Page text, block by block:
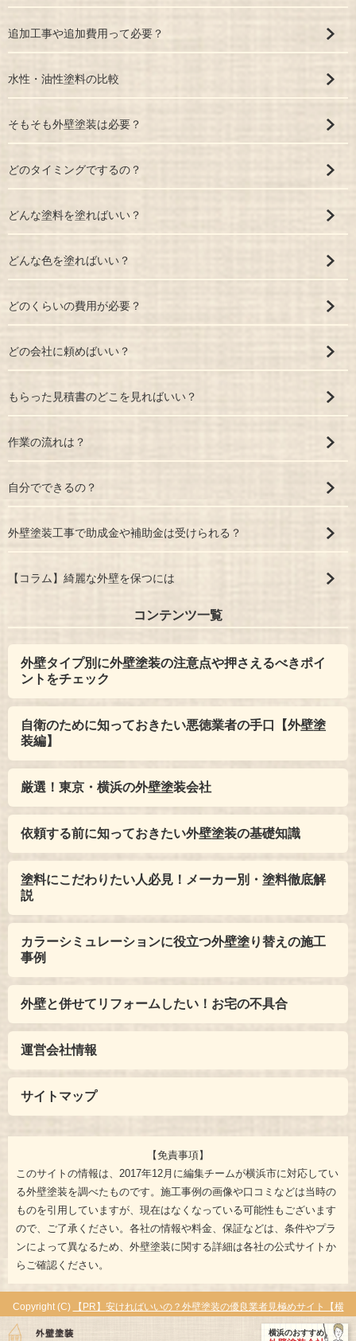
横浜のおすすめ
追加工事や追加費用って必要？
水性・油性塗料の比較
そもそも外壁塗装は必要？
どのタイミングでするの？
どんな塗料を塗ればいい？
どんな色を塗ればいい？
どのくらいの費用が必要？
どの会社に頼めばいい？
もらった見積書のどこを見ればいい？
作業の流れは？
自分でできるの？
外壁塗装工事で助成金や補助金は受けられる？
【コラム】綺麗な外壁を保つには
コンテンツ一覧
外壁タイプ別に外壁塗装の注意点や押さえるべきポイ
ントをチェック
自衛のために知っておきたい悪徳業者の手口【外壁塗
装編】
厳選！東京・横浜の外壁塗装会社
依頼する前に知っておきたい外壁塗装の基礎知識
塗料にこだわりたい人必見！メーカー別・塗料徹底解
説
カラーシミュレーションに役立つ外壁塗り替えの施工
事例
外壁と併せてリフォームしたい！お宅の不具合
運営会社情報
サイトマップ
【免責事項】
このサイトの情報は、2017年12月に編集チームが横浜市に対応してい
る外壁塗装を調べたものです。施工事例の画像や口コミなどは当時の
ものを引用していますが、現在はなくなっている可能性もございます
ので、ご了承ください。各社の情報や料金、保証などは、条件やプラ
ンによって異なるため、外壁塗装に関する詳細は各社の公式サイトか
らご確認ください。
Copyright (C)
安ければいいの？外壁塗装の優良業者見極めサイト【横